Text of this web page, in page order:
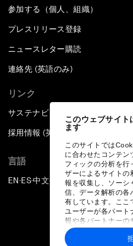
このウェブサイ
ます
このサイトでは
に合わせたコンテン
フィックの分析を行
ザーによるサイトの
報を収集し、ソーシ
信、データ解析の各
有しています。ここ
ユーザーが各パート
報や各パートナーの
に収集された情報
トナーによって使用
参加する（個人、組織）
プレスリリース登録
ニュースレター購読
連絡先 (英語のみ)
リンク
サステナビリティへの取り組み
採用情報 (英語のみ)
言語
EN ▪ES▪中文▪ 日本語